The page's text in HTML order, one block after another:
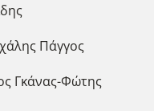
Πάγγος
Γκάνας-Φώτης